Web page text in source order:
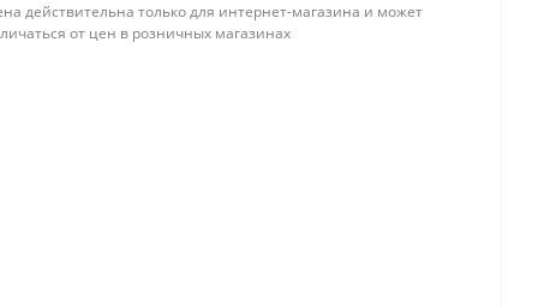
действительна только для интернет-магазина и может
от цен в розничных магазинах